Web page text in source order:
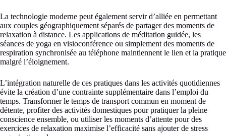
La technologie moderne peut également servir d’alliée en permettant
aux couples géographiquement séparés de partager des moments de
relaxation à distance. Les applications de méditation guidée, les
séances de yoga en visioconférence ou simplement des moments de
respiration synchronisée au téléphone maintiennent le lien et la pratique
malgré l’éloignement.
L’intégration naturelle de ces pratiques dans les activités quotidiennes
évite la création d’une contrainte supplémentaire dans l’emploi du
temps. Transformer le temps de transport commun en moment de
détente, profiter des activités domestiques pour pratiquer la pleine
conscience ensemble, ou utiliser les moments d’attente pour des
exercices de relaxation maximise l’efficacité sans ajouter de stress